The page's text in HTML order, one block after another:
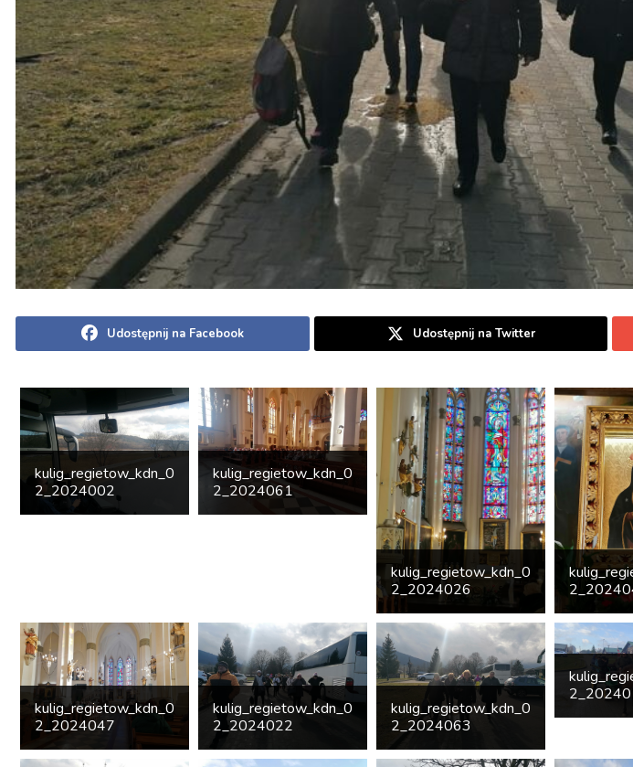
Udostępnij na Facebook Udostępnij na Twitter
kulig_regietow_kdn_0
2_2024002
kulig_regietow_kdn_0
2_2024061
kulig_regietow_kdn_0
2_2024026
kulig_regietow_kdn_0
2_2024047
kulig_regietow_kdn_0
2_2024022
kulig_regietow_kdn_0
2_2024063